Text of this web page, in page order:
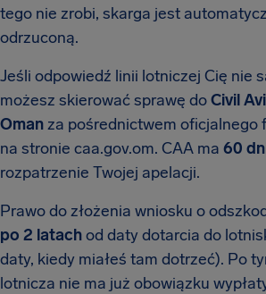
tego nie zrobi, skarga jest
odrzuconą.
Jeśli odpowiedź linii lotniczej Cię nie
możesz skierować sprawę doCivil
Omanza pośrednictwem oficjalnego
na stronie caa.gov.om. CAA ma 60
rozpatrzenie Twojej apelacji.
Prawo do złożenia wniosku o
po 2 latachod daty dotarcia do
daty, kiedy miałeś tam dotrzeć). Po
lotnicza nie ma już obowiązku